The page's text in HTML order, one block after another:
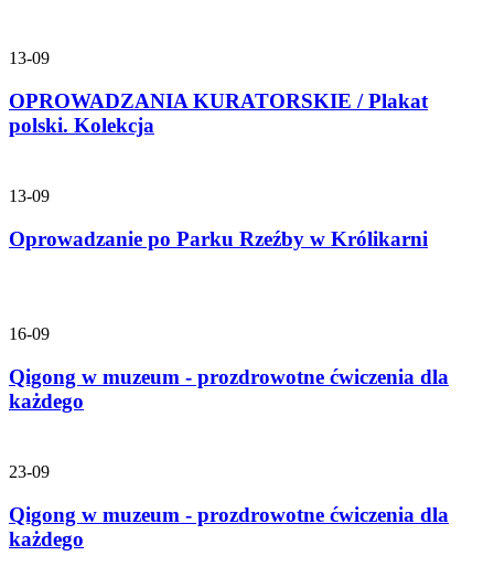
13-09
OPROWADZANIA KURATORSKIE / Plakat
polski. Kolekcja
13-09
Oprowadzanie po Parku Rzeźby w Królikarni
16-09
Qigong w muzeum - prozdrowotne ćwiczenia dla
każdego
23-09
Qigong w muzeum - prozdrowotne ćwiczenia dla
każdego